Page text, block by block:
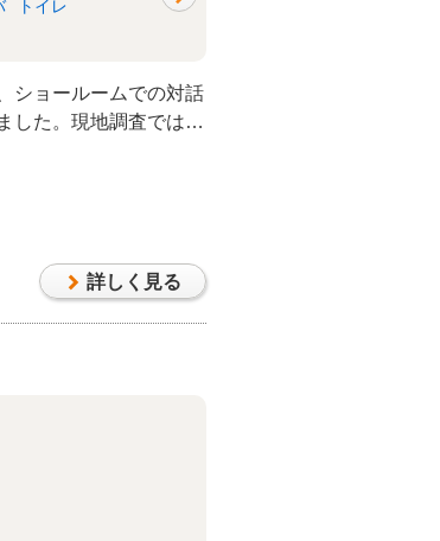
トイレ 洗面所・脱衣所
ショールームでの対話
した。現地調査では
実施。メインのキッチ
から、高耐久で多機能
動水栓や洗浄機能付
しています。また、機
ット」をトイレと洗面
駆使し、細部までイメ
うな「ホテルライク」
詳しく見る